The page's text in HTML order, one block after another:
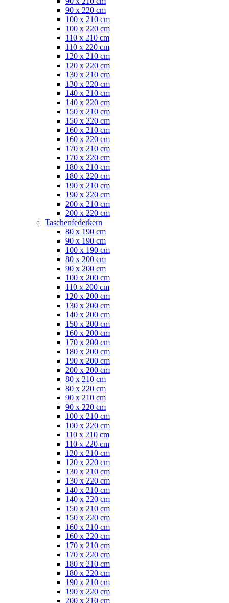
90 x 220 cm
100 x 210 cm
100 x 220 cm
110 x 210 cm
110 x 220 cm
120 x 210 cm
120 x 220 cm
130 x 210 cm
130 x 220 cm
140 x 210 cm
140 x 220 cm
150 x 210 cm
150 x 220 cm
160 x 210 cm
160 x 220 cm
170 x 210 cm
170 x 220 cm
180 x 210 cm
180 x 220 cm
190 x 210 cm
190 x 220 cm
200 x 210 cm
200 x 220 cm
Taschenfederkern
80 x 190 cm
90 x 190 cm
100 x 190 cm
80 x 200 cm
90 x 200 cm
100 x 200 cm
110 x 200 cm
120 x 200 cm
130 x 200 cm
140 x 200 cm
150 x 200 cm
160 x 200 cm
170 x 200 cm
180 x 200 cm
190 x 200 cm
200 x 200 cm
80 x 210 cm
80 x 220 cm
90 x 210 cm
90 x 220 cm
100 x 210 cm
100 x 220 cm
110 x 210 cm
110 x 220 cm
120 x 210 cm
120 x 220 cm
130 x 210 cm
130 x 220 cm
140 x 210 cm
140 x 220 cm
150 x 210 cm
150 x 220 cm
160 x 210 cm
160 x 220 cm
170 x 210 cm
170 x 220 cm
180 x 210 cm
180 x 220 cm
190 x 210 cm
190 x 220 cm
200 x 210 cm